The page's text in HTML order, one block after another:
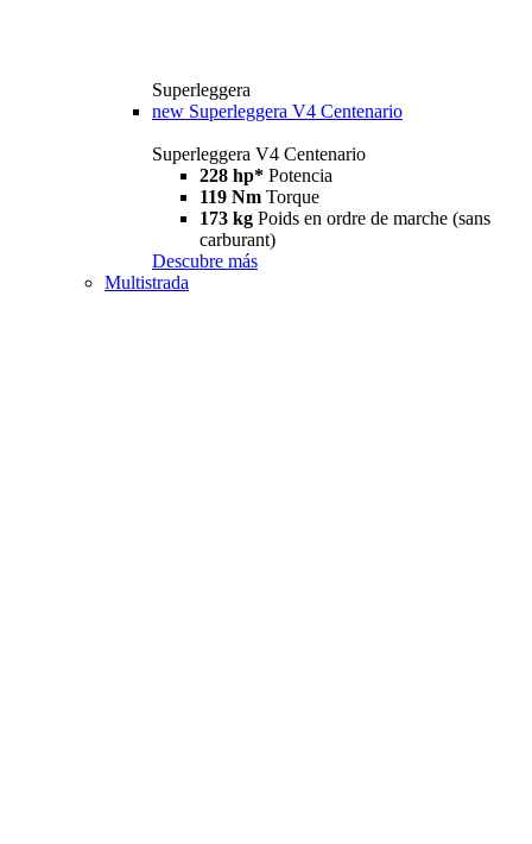
Superleggera
new Superleggera V4 Centenario
Superleggera V4 Centenario
228 hp* Potencia
119 Nm Torque
173 kg Poids en ordre de marche (sans
carburant)
Descubre más
Multistrada